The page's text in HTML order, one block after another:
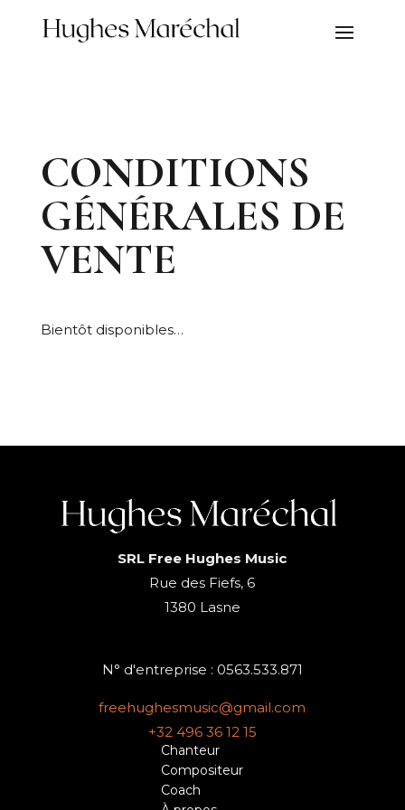
CONDITIONS
GÉNÉRALES DE
VENTE
Bientôt disponibles…
SRL Free Hughes Music
Rue des Fiefs, 6
1380 Lasne
N° d'entreprise : 0563.533.871
freehughesmusic@gmail.com
+32 496 36 12 15
Chanteur
Compositeur
Coach